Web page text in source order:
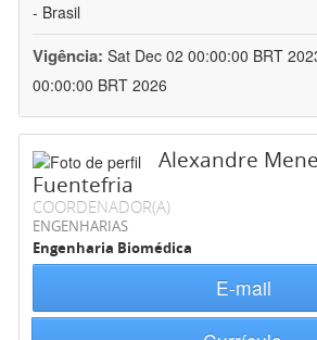
- Brasil
Vigência: Sat Dec 02 00:00:00 BRT
00:00:00 BRT 2026
Alexandre
Fuentefria
COORDENADOR(A)
ENGENHARIAS
Engenharia Biomédica
E-mail